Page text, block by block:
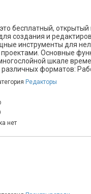
бесплатный,
создания и
инструменты для
проектами. Основные
шкале
форматов:
Редакторы
нет